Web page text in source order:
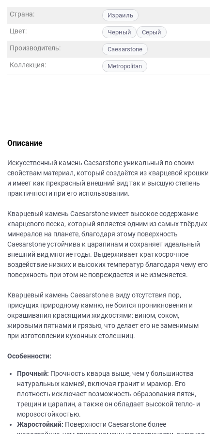
Страна: Израиль
Цвет: Черный Серый
Производитель: Caesarstone
Коллекция: Metropolitan
Описание
Искусственный камень Caesarstone уникальный по своим
свойствам материал, который создаётся из кварцевой крошки
и имеет как прекрасный внешний вид так и высшую степень
практичности при его использовании.
Кварцевый камень Caesarstone имеет высокое содержание
кварцевого песка, который является одним из самых твёрдых
минералов на планете, благодаря этому поверхность
Caesarstone устойчива к царапинам и сохраняет идеальный
внешний вид многие годы. Выдерживает краткосрочное
воздействие низких и высоких температур благодаря чему его
поверхность при этом не повреждается и не изменяется.
Кварцевый камень Caesarstone в виду отсутствия пор,
присущих природному камню, не боится проникновения и
окрашивания красящими жидкостями: вином, соком,
жировыми пятнами и грязью, что делает его не заменимым
при изготовлении кухонных столешниц.
Особенности:
Прочный: Прочность кварца выше, чем у большинства
натуральных камней, включая гранит и мрамор. Его
плотность исключает возможность образования пятен,
трещин и царапин, а также он обладает высокой тепло- и
морозостойкостью.
Жаростойкий: Поверхности Caesarstone более